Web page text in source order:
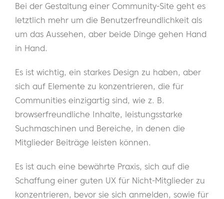
Bei der Gestaltung einer Community-Site geht es
letztlich mehr um die Benutzerfreundlichkeit als
um das Aussehen, aber beide Dinge gehen Hand
in Hand.
Es ist wichtig, ein starkes Design zu haben, aber
sich auf Elemente zu konzentrieren, die für
Communities einzigartig sind, wie z. B.
browserfreundliche Inhalte, leistungsstarke
Suchmaschinen und Bereiche, in denen die
Mitglieder Beiträge leisten können.
Es ist auch eine bewährte Praxis, sich auf die
Schaffung einer guten UX für Nicht-Mitglieder zu
konzentrieren, bevor sie sich anmelden, sowie für